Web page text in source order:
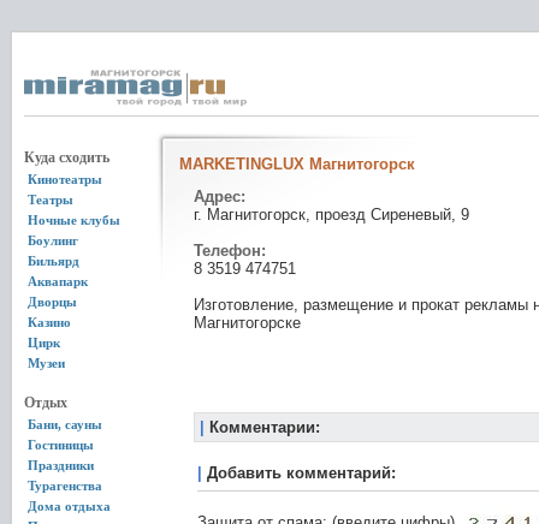
Куда сходить
Кинотеатры
Театры
Ночные клубы
Боулинг
Бильярд
Аквапарк
Дворцы
Казино
Цирк
Музеи
Отдых
Бани, сауны
Гостиницы
Праздники
Турагенства
Дома отдыха
MARKETINGLUX Магнитогорск
Адрес:
г. Магнитогорск, проезд Сиреневый, 9
Телефон:
8 3519 474751
Изготовление, размещение и прокат рекламы
Магнитогорске
Комментарии:
Добавить комментарий: